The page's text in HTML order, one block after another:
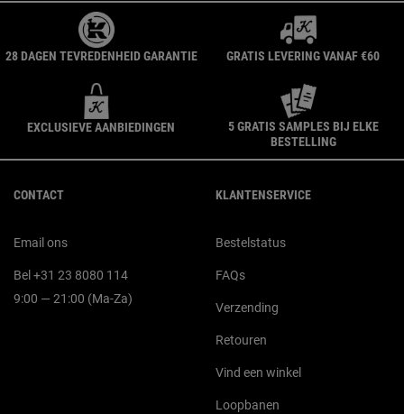
28 DAGEN TEVREDENHEID GARANTIE GRATIS LEVERING VANAF €60
EXCLUSIEVE AANBIEDINGEN
5 GRATIS SAMPLES BIJ ELKE
BESTELLING
CONTACT
Email ons
Bel +31 23 8080 114
9:00 — 21:00 (Ma-Za)
KLANTENSERVICE
Bestelstatus
FAQs
Verzending
Retouren
Vind een winkel
Loopbanen